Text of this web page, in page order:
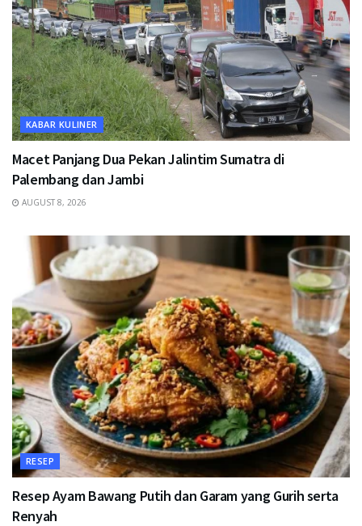
KABAR KULINER
Macet Panjang Dua Pekan Jalintim Sumatra di
Palembang dan Jambi
AUGUST 8, 2026
RESEP
Resep Ayam Bawang Putih dan Garam yang Gurih serta
Renyah